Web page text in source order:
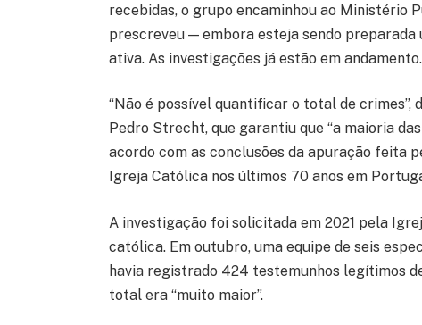
recebidas, o grupo encaminhou ao Ministério
prescreveu — embora esteja sendo preparada
ativa. As investigações já estão em andamento.
“Não é possível quantificar o total de crimes”,
Pedro Strecht, que garantiu que “a maioria
acordo com as conclusões da apuração feita
Igreja Católica nos últimos 70 anos em
A investigação foi solicitada em 2021 pela
católica. Em outubro, uma equipe de seis
havia registrado 424 testemunhos legítimos
total era “muito maior”.